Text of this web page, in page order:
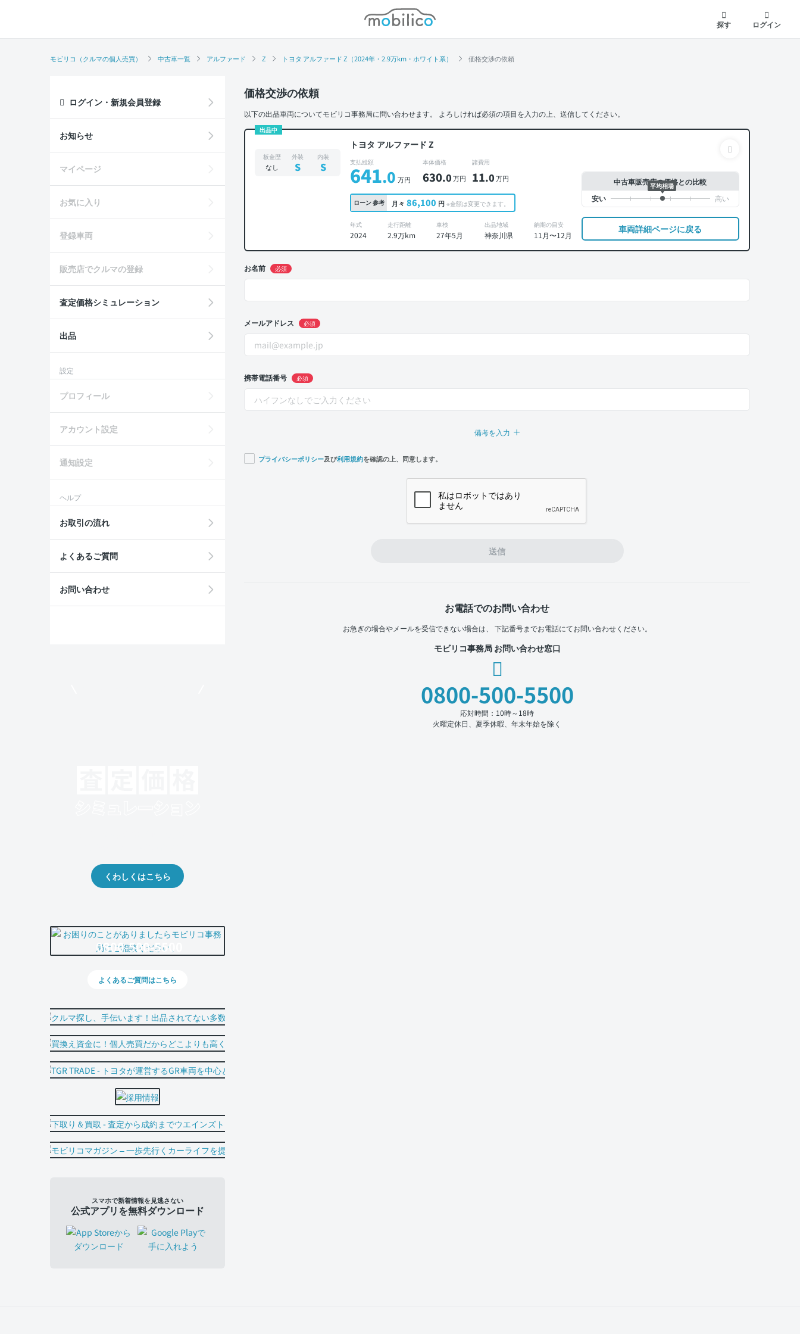
モビリコ
探す
ログイン
モビリコ（クルマの個人売買） 中古車一覧 アルファード Z トヨタ アルファード Z（2024年・2.9万km・ホワイト系） 価格交渉の依頼
価格交渉の依頼
以下の出品車両についてモビリコ事務局に問い合わせます。 よろしければ必須の項目を入力の上、送信してください。
出品中
トヨタ アルファード Z
板金歴
なし
外装
S
内装
S 支払総額
641.0 万円
本体価格
630.0万円
諸費用
11.0万円
ローン参考 月々 86,100 円 ※金額は変更できます。
年式
2024
走行距離
2.9万km
車検
27年5月
出品地域
神奈川県
納期の目安
11月〜12月
中古車販売店の価格との比較
平均相場
車両詳細ページに戻る
お名前 必須
メールアドレス 必須
携帯電話番号 必須
備考を入力
プライバシーポリシー及び利用規約を確認の上、同意します。
送信
お電話でのお問い合わせ
お急ぎの場合やメールを受信できない場合は、 下記番号までお電話にてお問い合わせください。
モビリコ事務局 お問い合わせ窓口
0800-500-5500
応対時間：10時～18時
火曜定休日、夏季休暇、年末年始を除く
ログイン・新規会員登録
お知らせ
マイページ
お気に入り
登録車両
販売店でクルマの登録
査定価格シミュレーション
出品
設定
プロフィール
アカウント設定
通知設定
ヘルプ
お取引の流れ
よくあるご質問
お問い合わせ
くわしくはこちら
0800-500-5500
よくあるご質問はこちら
スマホで新着情報を見逃さない
公式アプリを無料ダウンロード